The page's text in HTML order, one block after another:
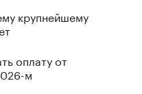
крупнейшему
оплату от
м